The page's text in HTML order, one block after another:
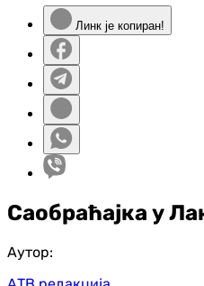
Линк је копиран!
Саобраћајка у
Аутор: